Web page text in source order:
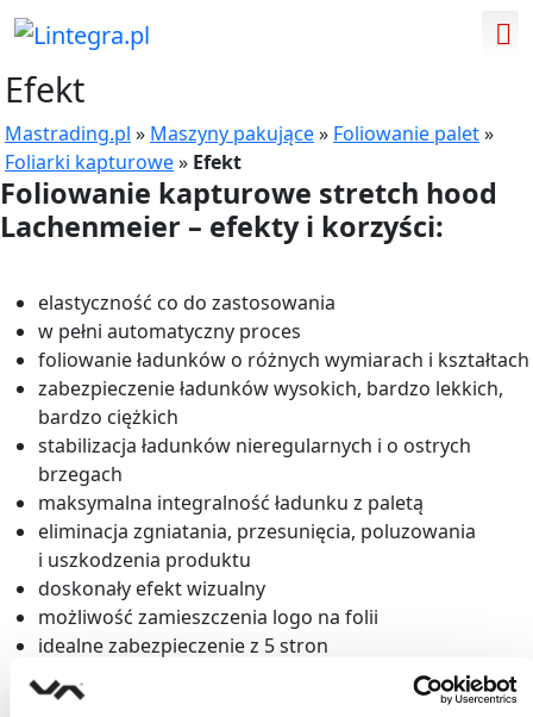
Efekt
Mastrading.pl » Maszyny pakujące» Foliowanie palet»
Foliarki kapturowe» Efekt
Foliowanie kapturowe stretch hood
Lachenmeier – efekty i korzyści:
elastyczność co do zastosowania
w pełni automatyczny proces
foliowanie ładunków o różnych wymiarach i kształtach
zabezpieczenie ładunków wysokich, bardzo lekkich,
bardzo ciężkich
stabilizacja ładunków nieregularnych i o ostrych
brzegach
maksymalna integralność ładunku z paletą
eliminacja zgniatania, przesunięcia, poluzowania
i uszkodzenia produktu
doskonały efekt wizualny
możliwość zamieszczenia logo na folii
idealne zabezpieczenie z 5 stron
zabezpieczenie ładunku przed wodą i wilgocią
izolacja od kurzu, brudu, wszelkiego pyłu